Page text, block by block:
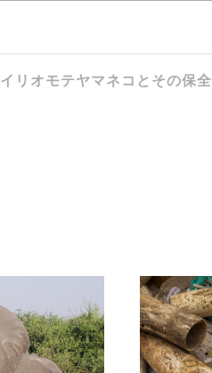
イリオモテヤマネコとその保全